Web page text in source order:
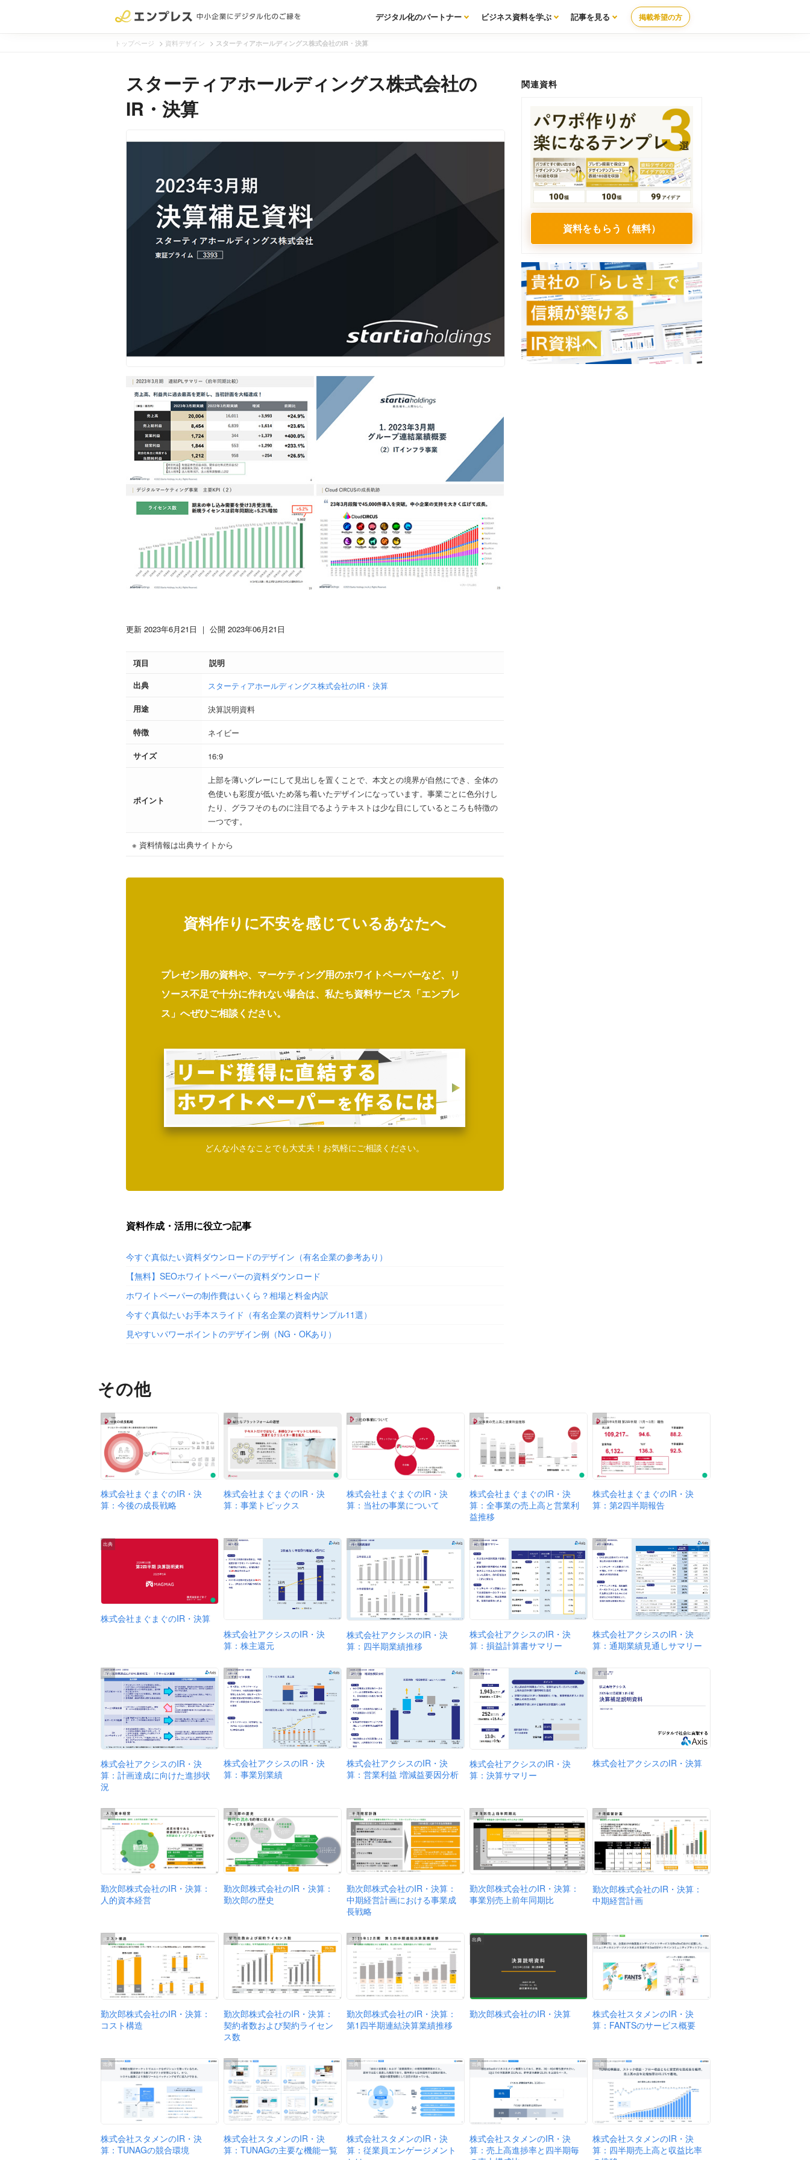
掲載希望の方
デジタル化のパートナー ビジネス資料を学ぶ 記事を見る
トップページ > 資料デザイン > スターティアホールディングス株式会社のIR・決算
スターティアホールディングス株式会社の
IR・決算
更新 2023年6月21日 ｜ 公開 2023年06月21日
項目
説明
出典
スターティアホールディングス株式会社のIR・決算
用途
決算説明資料
特徴
ネイビー
サイズ
16:9
ポイント
上部を薄いグレーにして見出しを置くことで、本文との境界が自然にでき、全体の
色使いも彩度が低いため落ち着いたデザインになっています。事業ごとに色分けし
たり、グラフそのものに注目でるようテキストは少な目にしているところも特徴の
一つです。
※ 資料情報は出典サイトから
資料作りに不安を感じているあなたへ
プレゼン用の資料や、マーケティング用のホワイトペーパーなど、リ
ソース不足で十分に作れない場合は、私たち資料サービス「エンプレ
ス」へぜひご相談ください。
どんな小さなことでも大丈夫！お気軽にご相談ください。
資料作成・活用に役立つ記事
今すぐ真似たい資料ダウンロードのデザイン（有名企業の参考あり）
【無料】SEOホワイトペーパーの資料ダウンロード
ホワイトペーパーの制作費はいくら？相場と料金内訳
今すぐ真似たいお手本スライド（有名企業の資料サンプル11選）
見やすいパワーポイントのデザイン例（NG・OKあり）
関連資料
資料をもらう（無料）
その他
出典
株式会社まぐまぐのIR・決
算：今後の成長戦略
出典
株式会社まぐまぐのIR・決
算：事業トピックス
出典
株式会社まぐまぐのIR・決
算：当社の事業について
出典
株式会社まぐまぐのIR・決
算：全事業の売上高と営業利
益推移
出典
株式会社まぐまぐのIR・決
算：第2四半期報告
出典
株式会社まぐまぐのIR・決算
出典
株式会社アクシスのIR・決
算：株主還元
出典
株式会社アクシスのIR・決
算：四半期業績推移
出典
株式会社アクシスのIR・決
算：損益計算書サマリー
出典
株式会社アクシスのIR・決
算：通期業績見通しサマリー
出典
株式会社アクシスのIR・決
算：計画達成に向けた進捗状
況
出典
株式会社アクシスのIR・決
算：事業別業績
出典
株式会社アクシスのIR・決
算：営業利益 増減益要因分析
出典
株式会社アクシスのIR・決
算：決算サマリー
出典
株式会社アクシスのIR・決算
出典
勤次郎株式会社のIR・決算：
人的資本経営
出典
勤次郎株式会社のIR・決算：
勤次郎の歴史
出典
勤次郎株式会社のIR・決算：
中期経営計画における事業成
長戦略
出典
勤次郎株式会社のIR・決算：
事業別売上前年同期比
出典
勤次郎株式会社のIR・決算：
中期経営計画
出典
勤次郎株式会社のIR・決算：
コスト構造
出典
勤次郎株式会社のIR・決算：
契約者数および契約ライセン
ス数
出典
勤次郎株式会社のIR・決算：
第1四半期連結決算業績推移
出典
勤次郎株式会社のIR・決算
出典
株式会社スタメンのIR・決
算：FANTSのサービス概要
出典
株式会社スタメンのIR・決
算：TUNAGの競合環境
出典
株式会社スタメンのIR・決
算：TUNAGの主要な機能一覧
出典
株式会社スタメンのIR・決
算：従業員エンゲージメント
出典
株式会社スタメンのIR・決
算：売上高進捗率と四半期毎
出典
株式会社スタメンのIR・決
算：四半期売上高と収益比率